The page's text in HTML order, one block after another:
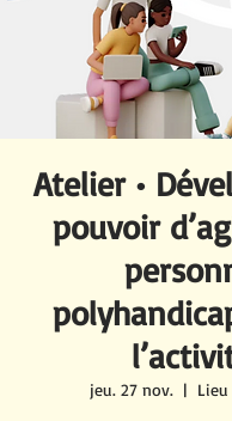
Atelier •
pouvoir
jeu. 27 nov.
  |